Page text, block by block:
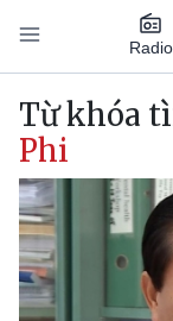
Nhảy đến nội dung
Radio
Main
Từ khóa
Phi